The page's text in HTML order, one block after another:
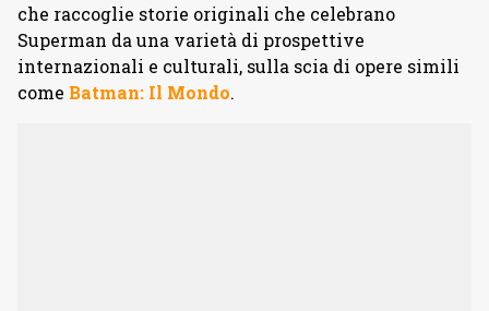
che raccoglie storie originali che celebrano
Superman da una varietà di prospettive
internazionali e culturali, sulla scia di opere simili
come Batman: Il Mondo.